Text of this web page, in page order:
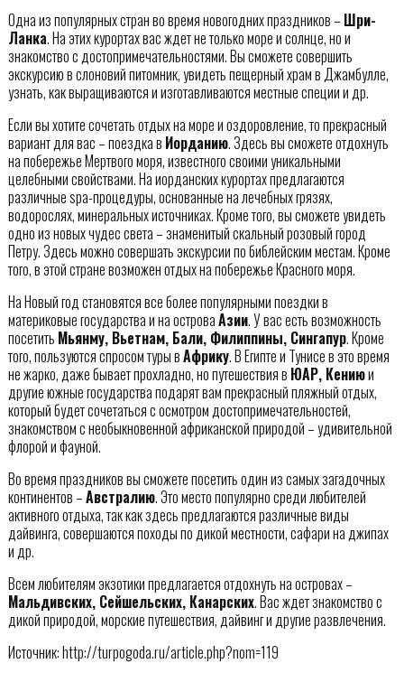
Одна из популярных стран во время новогодних праздников – Шри-
Ланка. На этих курортах вас ждет не только море и солнце, но и
знакомство с достопримечательностями. Вы сможете совершить
экскурсию в слоновий питомник, увидеть пещерный храм в Джамбулле,
узнать, как выращиваются и изготавливаются местные специи и др.
Если вы хотите сочетать отдых на море и оздоровление, то прекрасный
вариант для вас – поездка в Иорданию. Здесь вы сможете отдохнуть
на побережье Мертвого моря, известного своими уникальными
целебными свойствами. На иорданских курортах предлагаются
различные spa-процедуры, основанные на лечебных грязях,
водорослях, минеральных источниках. Кроме того, вы сможете увидеть
одно из новых чудес света – знаменитый скальный розовый город
Петру. Здесь можно совершать экскурсии по библейским местам. Кроме
того, в этой стране возможен отдых на побережье Красного моря.
На Новый год становятся все более популярными поездки в
материковые государства и на островаАзии. У вас есть возможность
посетить Мьянму, Вьетнам, Бали, Филиппины, Сингапур. Кроме
того, пользуются спросом туры вАфрику. В Египте и Тунисе в это время
не жарко, даже бывает прохладно, но путешествия в ЮАР, Кениюи
другие южные государства подарят вам прекрасный пляжный отдых,
который будет сочетаться с осмотром достопримечательностей,
знакомством с необыкновенной африканской природой – удивительной
флорой и фауной.
Во время праздников вы сможете посетить один из самых загадочных
континентов –Австралию. Это место популярно среди любителей
активного отдыха, так как здесь предлагаются различные виды
дайвинга, совершаются походы по дикой местности, сафари на джипах
и др.
Всем любителям экзотики предлагается отдохнуть на островах –
Мальдивских, Сейшельских, Канарских. Вас ждет знакомство с
дикой природой, морские путешествия, дайвинг и другие развлечения.
Источник: http://turpogoda.ru/article.php?nom=119